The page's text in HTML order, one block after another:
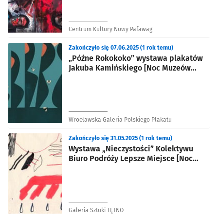
Centrum Kultury Nowy Pafawag
„Późne Rokokoko” wystawa plakatów
Jakuba Kamińskiego [Noc Muzeów
Zakończyło się 07.06.2025 (1 rok temu)
Wrocławska Galeria Polskiego Plakatu
Wystawa „Nieczystości” Kolektywu
Biuro Podróży Lepsze Miejsce [Noc
Zakończyło się 31.05.2025 (1 rok temu)
Galeria Sztuki TĘTNO